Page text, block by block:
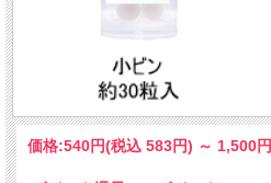
価格:540円(税込 583円) ～ 1,500円